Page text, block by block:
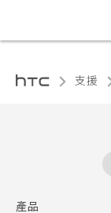
支援
產品